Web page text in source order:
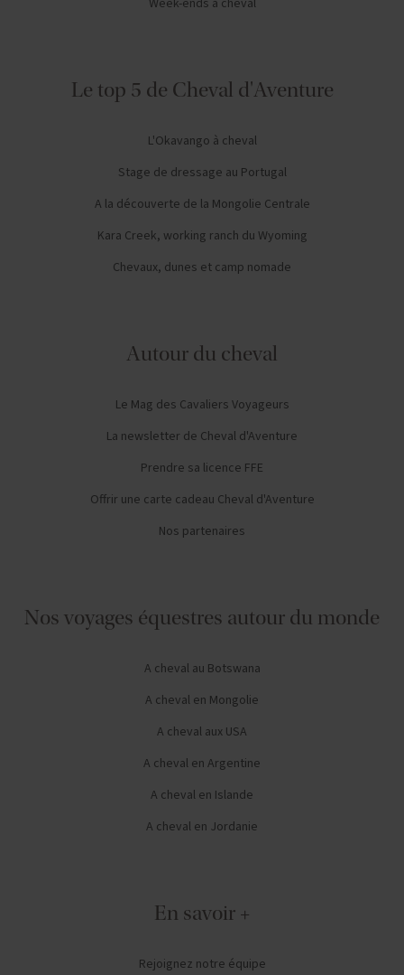
Week-ends à cheval
Le top 5 de Cheval d'Aventure
L'Okavango à cheval
Stage de dressage au Portugal
A la découverte de la Mongolie Centrale
Kara Creek, working ranch du Wyoming
Chevaux, dunes et camp nomade
Autour du cheval
Le Mag des Cavaliers Voyageurs
La newsletter de Cheval d'Aventure
Prendre sa licence FFE
Offrir une carte cadeau Cheval d'Aventure
Nos partenaires
Nos voyages équestres autour du monde
A cheval au Botswana
A cheval en Mongolie
A cheval aux USA
A cheval en Argentine
A cheval en Islande
A cheval en Jordanie
En savoir +
Rejoignez notre équipe